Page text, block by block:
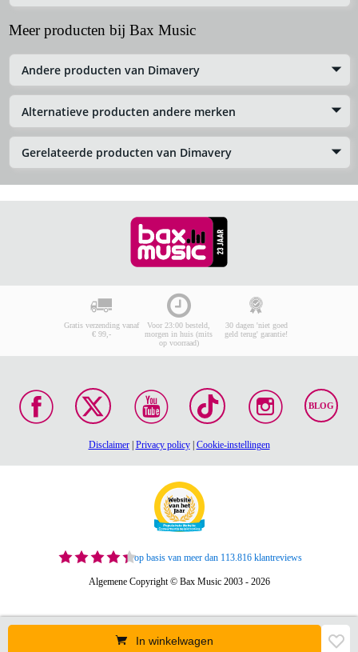
Meer producten bij Bax Music
Andere producten van Dimavery
Alternatieve producten andere merken
Gerelateerde producten van Dimavery
In winkelwagen
Gratis verzending vanaf
€ 99,-
Voor 23:00 besteld,
morgen in huis (mits
op voorraad)
30 dagen 'niet goed
geld terug' garantie!
BLOG
Disclaimer| Privacy policy| Cookie-instellingen
op basis van meer dan 113.816 klantreviews
Algemene Copyright © Bax Music 2003 - 2026